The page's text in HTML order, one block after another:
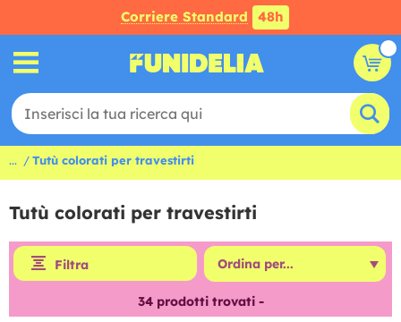
Corriere Standard 48h
... Tutù colorati per travestirti
Tutù colorati per travestirti
Filtra
34prodotti trovati -